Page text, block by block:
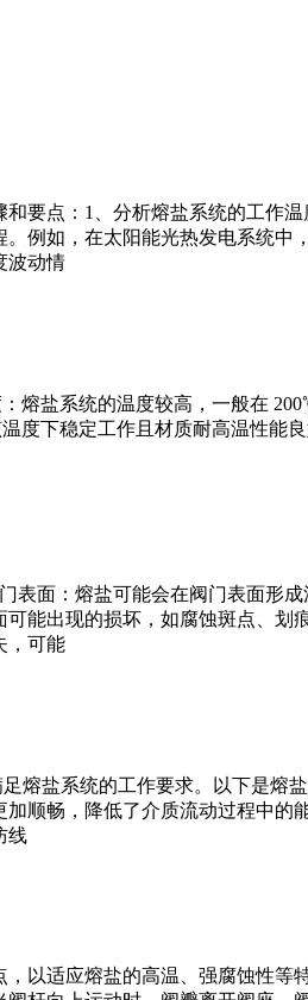
要点：1、分析熔盐系统的工作
例如，在太阳能光热发电系统
波动情
熔盐系统的温度较高，一般在
度下稳定工作且材质耐高温性能
面：熔盐可能会在阀门表面形
能出现的损坏，如腐蚀斑点、
，可能
熔盐系统的工作要求。以下是熔
顺畅，降低了介质流动过程中
线
以适应熔盐的高温、强腐蚀性